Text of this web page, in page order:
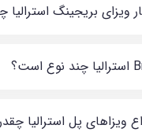
ویزای بریجینگ
ویزاهای پل استرالیا